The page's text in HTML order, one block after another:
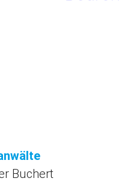
Buchert